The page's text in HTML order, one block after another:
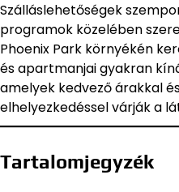
Szálláslehetőségek
programok közelében
Phoenix Park környékén
és apartmanjai gyakran
amelyek kedvező árakkal
elhelyezkedéssel várják a
Tartalomjegyzék